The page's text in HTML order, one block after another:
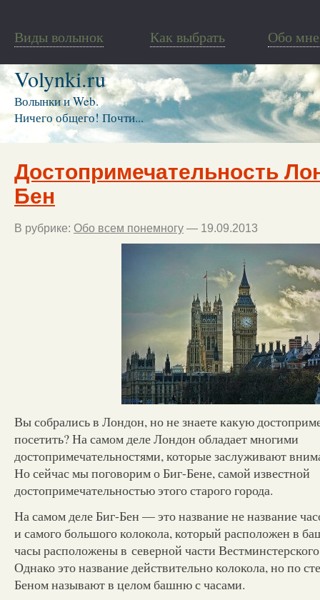
Виды волынок Как выбрать Обо мне
Volynki.ru
Волынки и Web.
Ничего общего! Почти...
Достопримечательность
Бен
В рубрике: Обо всем понемногу — 19.09.2013
Вы собрались в Лондон, но не знаете какую
посетить? На самом деле Лондон обладает многими
достопримечательностями, которые заслуживают
Но сейчас мы поговорим о Биг-Бене, самой известной
достопримечательностью этого старого города.
На самом деле Биг-Бен — это название не название
и самого большого колокола, который расположен в
часы расположены в северной части
Однако это название действительно колокола, но по
Беном называют в целом башню с часами.